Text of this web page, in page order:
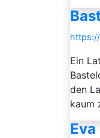
Ein
den
kaum